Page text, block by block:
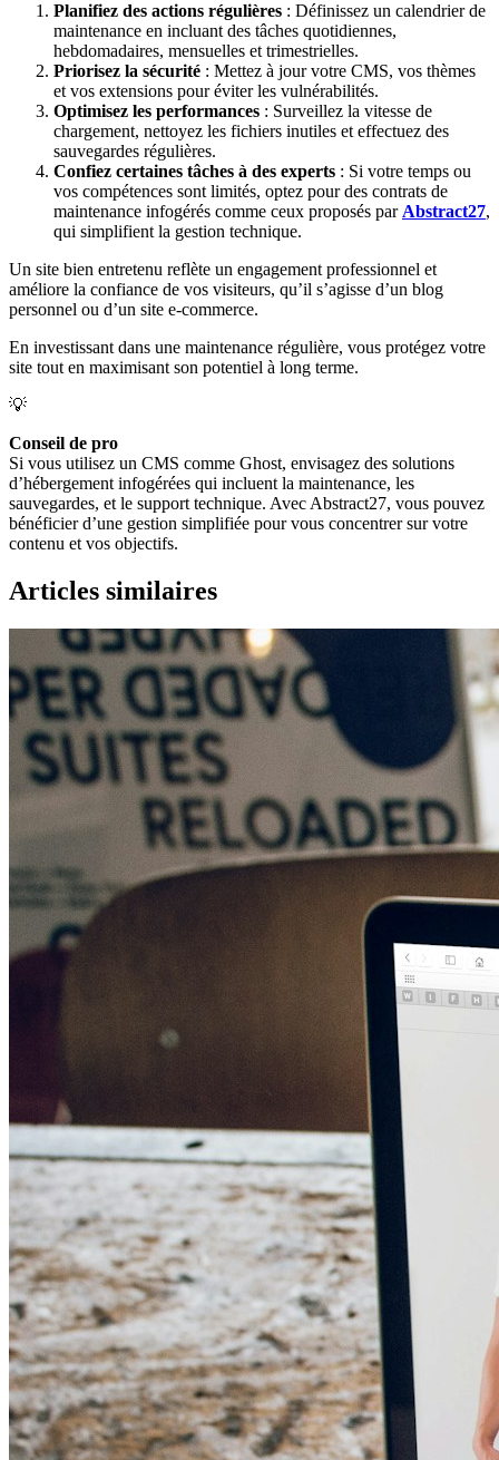
Planifiez des actions régulières : Définissez un calendrier de
maintenance en incluant des tâches quotidiennes,
hebdomadaires, mensuelles et trimestrielles.
Priorisez la sécurité : Mettez à jour votre CMS, vos thèmes
et vos extensions pour éviter les vulnérabilités.
Optimisez les performances : Surveillez la vitesse de
chargement, nettoyez les fichiers inutiles et effectuez des
sauvegardes régulières.
Confiez certaines tâches à des experts : Si votre temps ou
vos compétences sont limités, optez pour des contrats de
maintenance infogérés comme ceux proposés par Abstract27,
qui simplifient la gestion technique.
Un site bien entretenu reflète un engagement professionnel et
améliore la confiance de vos visiteurs, qu’il s’agisse d’un blog
personnel ou d’un site e-commerce.
En investissant dans une maintenance régulière, vous protégez votre
site tout en maximisant son potentiel à long terme.
💡
Conseil de pro
Si vous utilisez un CMS comme Ghost, envisagez des solutions
d’hébergement infogérées qui incluent la maintenance, les
sauvegardes, et le support technique. Avec Abstract27, vous pouvez
bénéficier d’une gestion simplifiée pour vous concentrer sur votre
contenu et vos objectifs.
Articles similaires